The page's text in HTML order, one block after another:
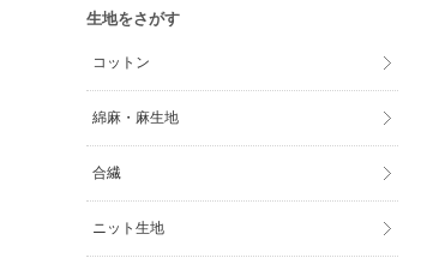
生地をさがす
コットン
綿麻・麻生地
合繊
ニット生地